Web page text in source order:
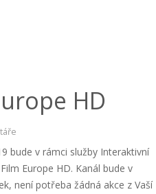
HD
bude v rámci služby Interaktivní
Europe HD. Kanál bude v
není potřeba žádná akce z Vaší